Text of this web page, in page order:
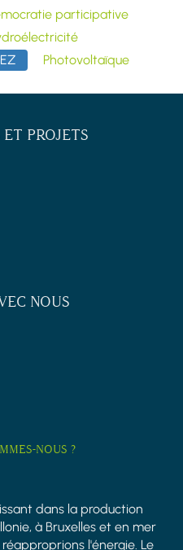
participative
Photovoltaïque
PROJETS
NOUS
NOUS ?
dans la production
à Bruxelles et en mer
l'énergie. Le